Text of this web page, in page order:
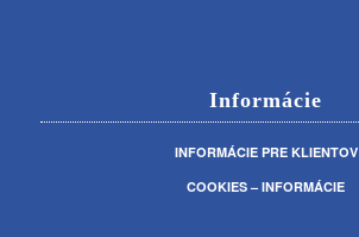
Informácie
INFORMÁCIE PRE KLIENTOV
COOKIES – INFORMÁCIE